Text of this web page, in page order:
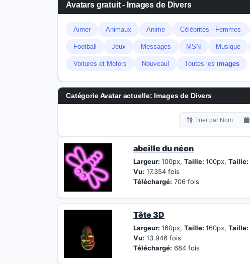
Avatars gratuit - Images de Divers
Aimer Animaux Anime Célébrités - Femmes
Football Jeux Messages MSN Musique
Voitures et Motors Nouveau! Toutes les images
Catégorie Avatar actuelle: Images de Divers
Trier par Nom
abeille du néon
Largeur:100px,Taille:100px,Taille:
Vu: 17.354 fois
Téléchargé: 706 fois
Tête 3D
Largeur:160px,Taille:160px,Taille:
Vu: 13.946 fois
Téléchargé: 684 fois